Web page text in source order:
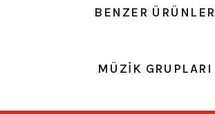
BENZER ÜRÜNLER
0.0 Puan - 0 Yorum
MÜZİK GRUPLARI